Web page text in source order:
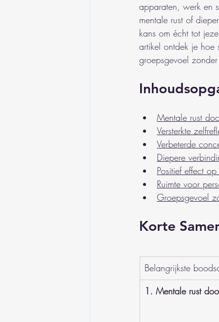
apparaten, werk en
mentale rust of
kans om écht tot
artikel ontdek je hoe
groepsgevoel
Mentale rust
Versterkte
Verbeterde
Diepere
Positief effect
Ruimte voor
Groepsgevoel
Korte
Belangrijkste
1. Mentale rust